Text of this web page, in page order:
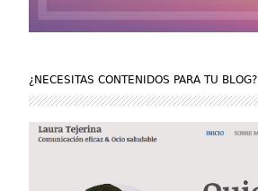
¿NECESITAS CONTENIDOS PARA TU BLOG?